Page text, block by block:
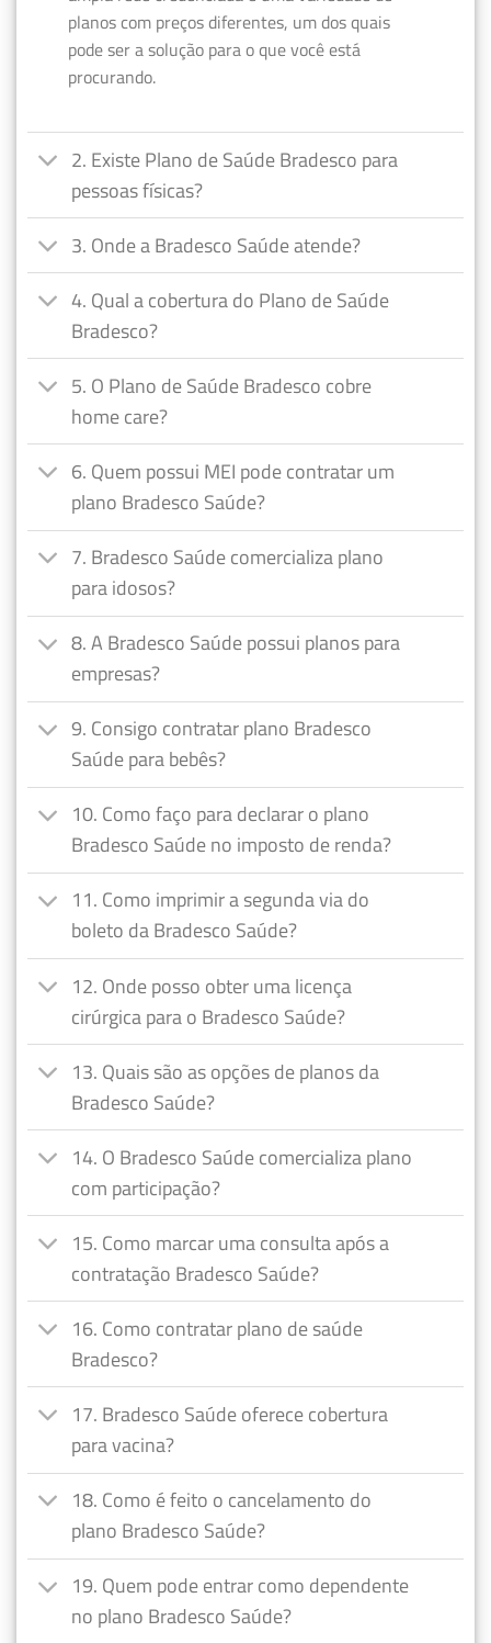
planos com preços diferentes, um dos quais
pode ser a solução para o que você está
procurando.
2. Existe Plano de Saúde Bradesco para
pessoas físicas?
3. Onde a Bradesco Saúde atende?
4. Qual a cobertura do Plano de Saúde
Bradesco?
5. O Plano de Saúde Bradesco cobre
home care?
6. Quem possui MEI pode contratar um
plano Bradesco Saúde?
7. Bradesco Saúde comercializa plano
para idosos?
8. A Bradesco Saúde possui planos para
empresas?
9. Consigo contratar plano Bradesco
Saúde para bebês?
10. Como faço para declarar o plano
Bradesco Saúde no imposto de renda?
11. Como imprimir a segunda via do
boleto da Bradesco Saúde?
12. Onde posso obter uma licença
cirúrgica para o Bradesco Saúde?
13. Quais são as opções de planos da
Bradesco Saúde?
14. O Bradesco Saúde comercializa plano
com participação?
15. Como marcar uma consulta após a
contratação Bradesco Saúde?
16. Como contratar plano de saúde
Bradesco?
17. Bradesco Saúde oferece cobertura
para vacina?
18. Como é feito o cancelamento do
plano Bradesco Saúde?
19. Quem pode entrar como dependente
no plano Bradesco Saúde?